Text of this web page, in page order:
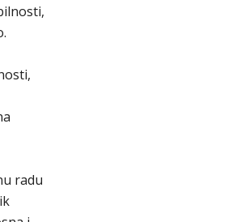
radu